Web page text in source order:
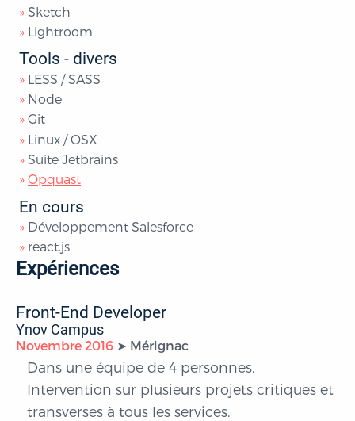
Sketch
Lightroom
Tools - divers
LESS / SASS
Node
Git
Linux / OSX
Suite Jetbrains
Opquast
en cours
Développement Salesforce
react.js
Expériences
Front-End Developer
Ynov Campus
Novembre 2016 Mérignac
Dans une équipe de 4 personnes.
Intervention sur plusieurs projets critiques et
transverses à tous les services.